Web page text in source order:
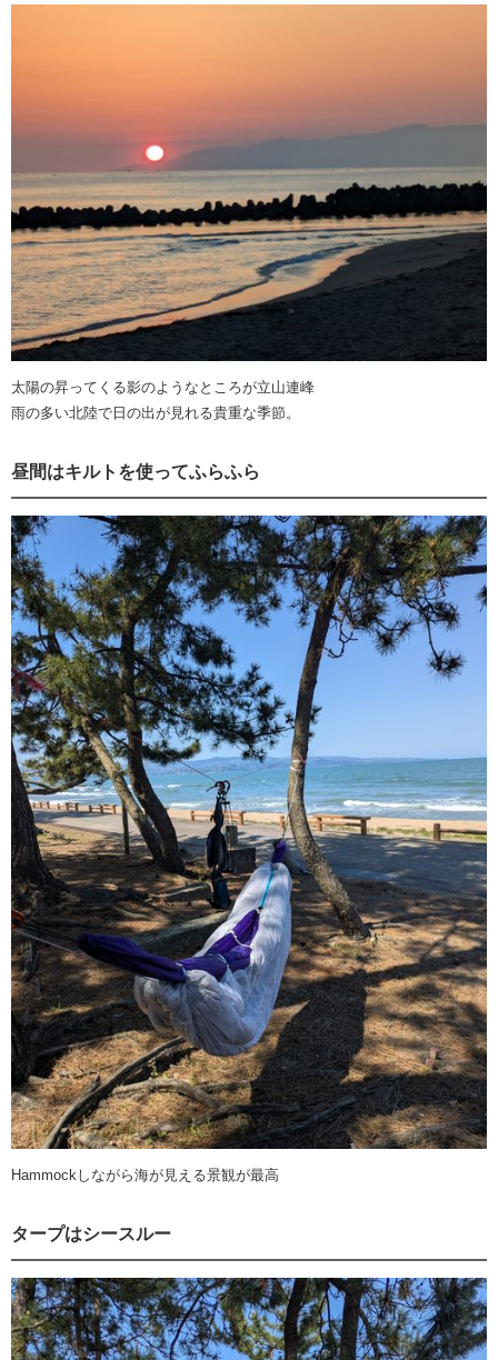
太陽の昇ってくる影のようなところが立山連峰
雨の多い北陸で日の出が見れる貴重な季節。
昼間はキルトを使ってふらふら
Hammockしながら海が見える景観が最高
タープはシースルー